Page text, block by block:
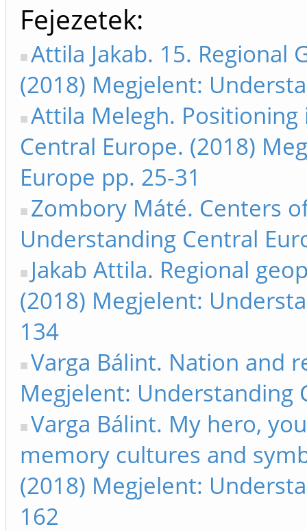
Fejezetek
Attila Jakab. 15. Regional
(2018) Megjelent:
Attila Melegh.
Central Europe. (2018)
Europe pp. 25-31
Zombory Máté. Centers
Understanding Central
Jakab Attila. Regional
(2018) Megjelent:
134
Varga Bálint. Nation and
Megjelent: Understanding
Varga Bálint. My hero,
memory cultures and
(2018) Megjelent:
162